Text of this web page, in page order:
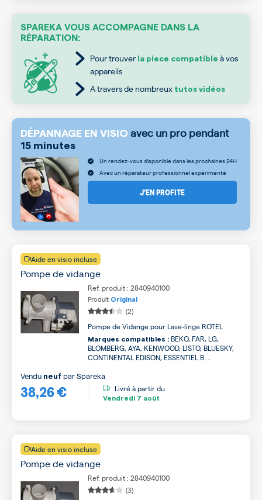
SPAREKA VOUS ACCOMPAGNE DANS LA
RÉPARATION:
Pour trouver la piece compatible à vos
appareils
A travers de nombreux tutos vidéos
DÉPANNAGE EN VISIO avec un pro pendant
15 minutes
Un rendez-vous disponible dans les prochaines 24H
Avec un réparateur professionnel expérimenté
J’EN PROFITE
Aide en visio incluse
Pompe de vidange
Ref. produit : 2840940100
Produit Original
(2)
Pompe de Vidange pour Lave-linge ROTEL
Marques compatibles : BEKO, FAR, LG,
BLOMBERG, AYA, KENWOOD, LISTO, BLUESKY,
CONTINENTAL EDISON, ESSENTIEL B ...
38,26 €
Vendu neuf parSpareka
Livré à partir du
Vendredi 7 août
Aide en visio incluse
Pompe de vidange
Ref. produit : 2840940100
(3)